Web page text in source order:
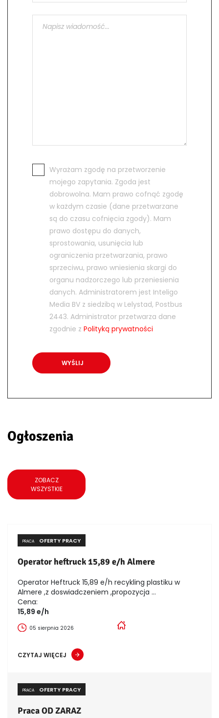
Wyrażam zgodę na przetworzenie
mojego zapytania. Zgoda jest
dobrowolna. Mam prawo cofnąć zgodę
w każdym czasie (dane przetwarzane
są do czasu cofnięcia zgody). Mam
prawo dostępu do danych,
sprostowania, usunięcia lub
ograniczenia przetwarzania, prawo
sprzeciwu, prawo wniesienia skargi do
organu nadzorczego lub przeniesienia
danych. Administratorem jest Inteligo
Media BV z siedzibą w Lelystad, Postbus
2443. Administrator przetwarza dane
zgodnie z Polityką prywatności
Ogłoszenia
ZOBACZ
WSZYSTKIE
PRACA OFERTY PRACY
Operator heftruck 15,89 e/h Almere
Operator Heftruck 15,89 e/h recykling plastiku w
Almere ,z doswiadczeniem ,propozycja ...
Cena:
15,89 e/h
05 sierpnia 2026
CZYTAJ WIĘCEJ
PRACA OFERTY PRACY
Praca OD ZARAZ